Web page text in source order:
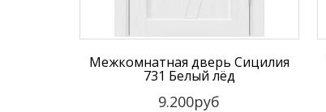
Межкомнатная дверь Сицилия
731 Белый лёд
9.200руб